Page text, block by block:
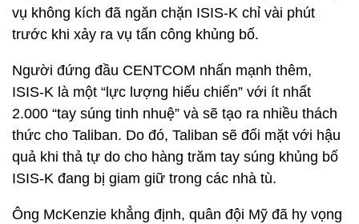
vụ không kích đã ngăn chặn ISIS-K chỉ vài phút
trước khi xảy ra vụ tấn công khủng bố.
Người đứng đầu CENTCOM nhấn mạnh thêm,
ISIS-K là một “lực lượng hiếu chiến” với ít nhất
2.000 “tay súng tinh nhuệ” và sẽ tạo ra nhiều thách
thức cho Taliban. Do đó, Taliban sẽ đối mặt với hậu
quả khi thả tự do cho hàng trăm tay súng khủng bố
ISIS-K đang bị giam giữ trong các nhà tù.
Ông McKenzie khẳng định, quân đội Mỹ đã hy vọng